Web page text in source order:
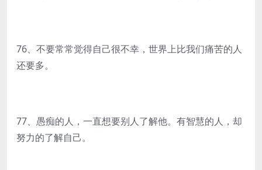
76、不要常常觉得自己很不幸，世界上比我们痛苦的人
还要多。
77、愚痴的人，一直想要别人了解他。有智慧的人，却
努力的了解自己。